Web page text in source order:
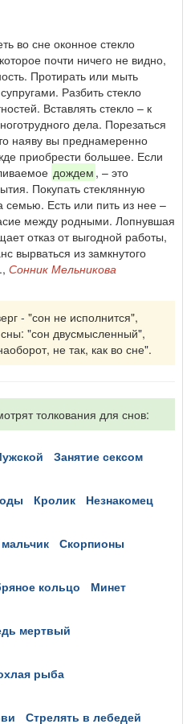
во сне оконное стекло
почти ничего не видно,
Протирать или мыть
Разбить стекло
Вставлять стекло – к
дела. Порезаться
наяву вы преднамеренно
приобрести большее. Если
дождем , – это
Покупать стеклянную
семью. Есть или пить из нее –
между родными. Лопнувшая
отказ от выгодной работы,
вырваться из замкнутого
Сонник Мельникова
- "сон не исполнится",
"сон двусмысленный",
не так, как во сне".
толкования для снов:
мужской занятие сексом
кролик незнакомец
мальчик скорпионы
кольцо минет
мертвый
рыба
стрелять в лебедей